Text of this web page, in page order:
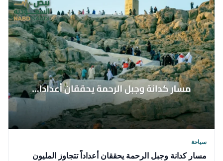
سياحة
مسار كدانة وجبل الرحمة يحققان أعداداً تتجاوز المليون